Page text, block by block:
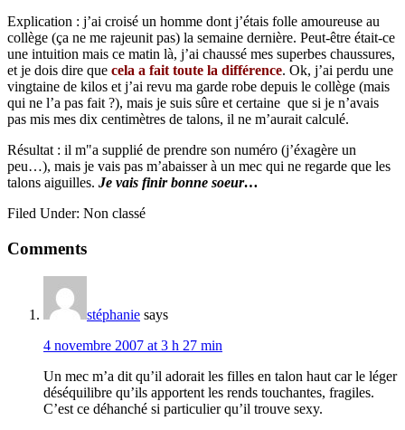
Explication : j’ai croisé un homme dont j’étais folle amoureuse au
collège (ça ne me rajeunit pas) la semaine dernière. Peut-être était-ce
une intuition mais ce matin là, j’ai chaussé mes superbes chaussures,
et je dois dire que cela a fait toute la différence. Ok, j’ai perdu une
vingtaine de kilos et j’ai revu ma garde robe depuis le collège (mais
qui ne l’a pas fait ?), mais je suis sûre et certaine que si je n’avais
pas mis mes dix centimètres de talons, il ne m’aurait calculé.
Résultat : il m"a supplié de prendre son numéro (j’éxagère un
peu…), mais je vais pas m’abaisser à un mec qui ne regarde que les
talons aiguilles. Je vais finir bonne soeur…
Filed Under: Non classé
Reader
Interactions
Comments
stéphanie says
4 novembre 2007 at 3 h 27 min
Un mec m’a dit qu’il adorait les filles en talon haut car le léger
déséquilibre qu’ils apportent les rends touchantes, fragiles.
C’est ce déhanché si particulier qu’il trouve sexy.